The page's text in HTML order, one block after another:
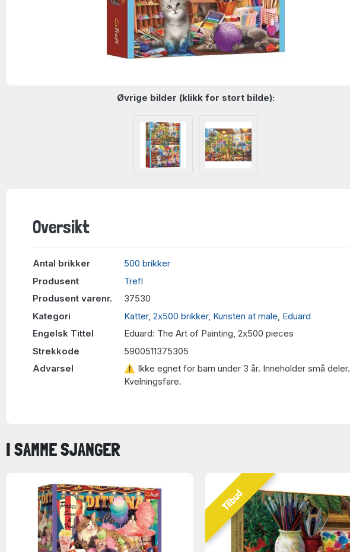
Øvrige bilder (klikk for stort bilde):
Oversikt
Antal brikker
500 brikker
Produsent
Trefl
Produsent varenr.
37530
Kategori
Katter, 2x500 brikker, Kunsten at male Eduard
Engelsk Tittel
Eduard: The Art of Painting, 2x500 pieces
Strekkode
5900511375305
Advarsel
⚠ Ikke egnet for barn under 3 år. Inneholder små deler.
Kvelningsfare.
I SAMME SJANGER
Tilbud